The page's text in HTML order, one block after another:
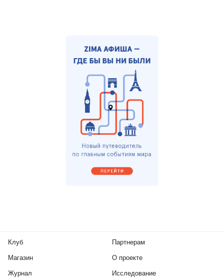
Клуб
Магазин
Журнал
Партнерам
О проекте
Исследование